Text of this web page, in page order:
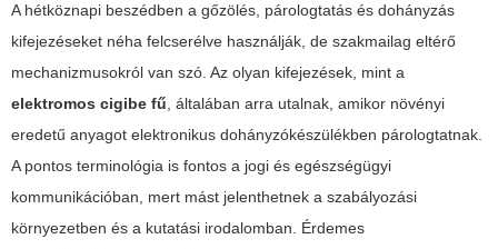
A hétköznapi beszédben a gőzölés, párologtatás és dohányzás
kifejezéseket néha felcserélve használják, de szakmailag eltérő
mechanizmusokról van szó. Az olyan kifejezések, mint a
elektromos cigibe fű, általában arra utalnak, amikor növényi
eredetű anyagot elektronikus dohányzókészülékben párologtatnak.
A pontos terminológia is fontos a jogi és egészségügyi
kommunikációban, mert mást jelenthetnek a szabályozási
környezetben és a kutatási irodalomban. Érdemes